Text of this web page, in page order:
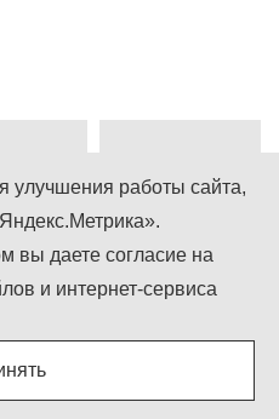
92-79
9.00 - 18.00
«БИЗНЕС КАПИТАЛ»
улучшения работы сайта,
вы даете согласие на
и интернет-сервиса